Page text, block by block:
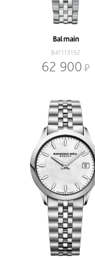
В наличии
Браслет
Диаметр, мм
Balmain
B41113192
62 900